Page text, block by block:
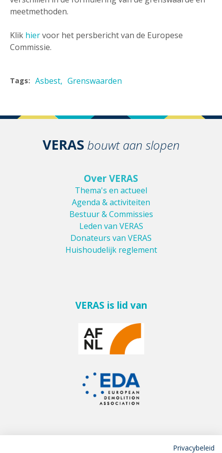
meetmethoden.
Klik hiervoor het persbericht van de Europese
Commissie.
Tags: Asbest Grenswaarden
VERAS bouwt aan slopen
Over VERAS
Thema's en actueel
Agenda & activiteiten
Bestuur & Commissies
Leden van VERAS
Donateurs van VERAS
Huishoudelijk reglement
VERAS is lid van
Privacybeleid